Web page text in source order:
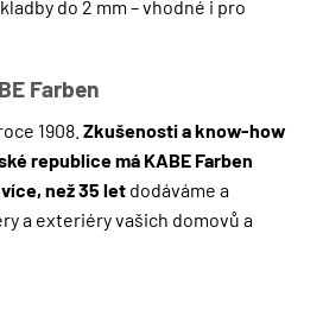
do 2 mm – vhodné i pro
Farben
1908. Zkušenosti a know-how
republice má KABE Farben
více, než 35 let dodáváme a
a exteriéry vašich domovů a